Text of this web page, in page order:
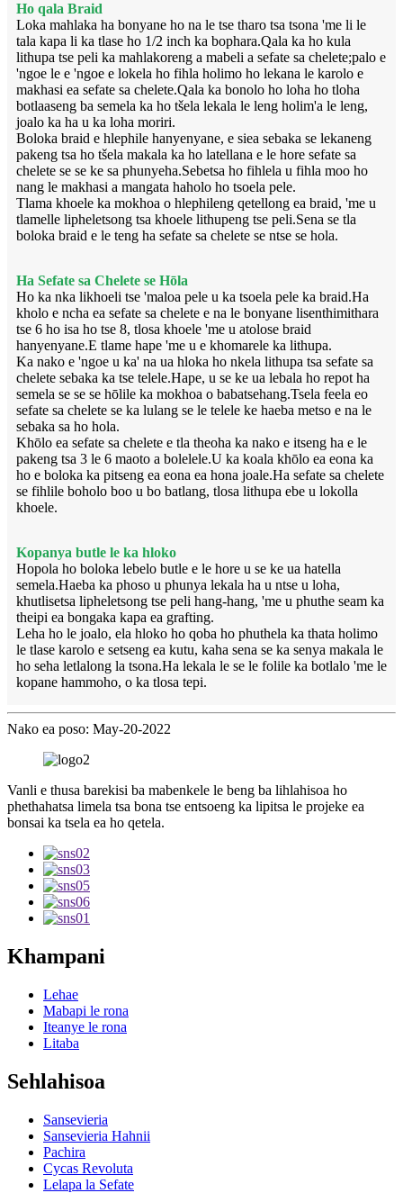
Ho qala Braid
Loka mahlaka ha bonyane ho na le tse tharo tsa tsona 'me li le
tala kapa li ka tlase ho 1/2 inch ka bophara.Qala ka ho kula
lithupa tse peli ka mahlakoreng a mabeli a sefate sa chelete;palo e
'ngoe le e 'ngoe e lokela ho fihla holimo ho lekana le karolo e
makhasi ea sefate sa chelete.Qala ka bonolo ho loha ho tloha
botlaaseng ba semela ka ho tšela lekala le leng holim'a le leng,
joalo ka ha u ka loha moriri.
Boloka braid e hlephile hanyenyane, e siea sebaka se lekaneng
pakeng tsa ho tšela makala ka ho latellana e le hore sefate sa
chelete se se ke sa phunyeha.Sebetsa ho fihlela u fihla moo ho
nang le makhasi a mangata haholo ho tsoela pele.
Tlama khoele ka mokhoa o hlephileng qetellong ea braid, 'me u
tlamelle lipheletsong tsa khoele lithupeng tse peli.Sena se tla
boloka braid e le teng ha sefate sa chelete se ntse se hola.
Ha Sefate sa Chelete se Hōla
Ho ka nka likhoeli tse 'maloa pele u ka tsoela pele ka braid.Ha
kholo e ncha ea sefate sa chelete e na le bonyane lisenthimithara
tse 6 ho isa ho tse 8, tlosa khoele 'me u atolose braid
hanyenyane.E tlame hape 'me u e khomarele ka lithupa.
Ka nako e 'ngoe u ka' na ua hloka ho nkela lithupa tsa sefate sa
chelete sebaka ka tse telele.Hape, u se ke ua lebala ho repot ha
semela se se se hōlile ka mokhoa o babatsehang.Tsela feela eo
sefate sa chelete se ka lulang se le telele ke haeba metso e na le
sebaka sa ho hola.
Khōlo ea sefate sa chelete e tla theoha ka nako e itseng ha e le
pakeng tsa 3 le 6 maoto a bolelele.U ka koala khōlo ea eona ka
ho e boloka ka pitseng ea eona ea hona joale.Ha sefate sa chelete
se fihlile boholo boo u bo batlang, tlosa lithupa ebe u lokolla
khoele.
Kopanya butle le ka hloko
Hopola ho boloka lebelo butle e le hore u se ke ua hatella
semela.Haeba ka phoso u phunya lekala ha u ntse u loha,
khutlisetsa lipheletsong tse peli hang-hang, 'me u phuthe seam ka
theipi ea bongaka kapa ea grafting.
Leha ho le joalo, ela hloko ho qoba ho phuthela ka thata holimo
le tlase karolo e setseng ea kutu, kaha sena se ka senya makala le
ho seha letlalong la tsona.Ha lekala le se le folile ka botlalo 'me le
kopane hammoho, o ka tlosa tepi.
Nako ea poso: May-20-2022
Vanli e thusa barekisi ba mabenkele le beng ba lihlahisoa ho
phethahatsa limela tsa bona tse entsoeng ka lipitsa le projeke ea
bonsai ka tsela ea ho qetela.
Khampani
Lehae
Mabapi le rona
Iteanye le rona
Litaba
Sehlahisoa
Sansevieria
Sansevieria Hahnii
Pachira
Cycas Revoluta
Lelapa la Sefate